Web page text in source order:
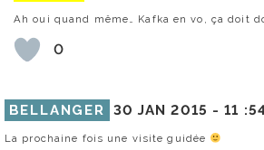
Ah oui quand même… Kafka en vo, ça doit
0
BELLANGER 30 JAN 2015 -11
La prochaine fois une visite guidée